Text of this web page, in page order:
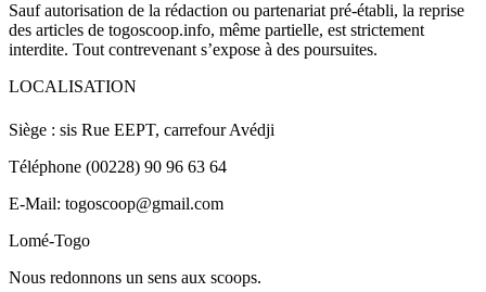
Sauf autorisation de la rédaction ou partenariat pré-établi, la reprise
des articles de togoscoop.info, même partielle, est strictement
interdite. Tout contrevenant s’expose à des poursuites.
LOCALISATION
Siège : sis Rue EEPT, carrefour Avédji
Téléphone (00228) 90 96 63 64
E-Mail: togoscoop@gmail.com
Lomé-Togo
Nous redonnons un sens aux scoops.